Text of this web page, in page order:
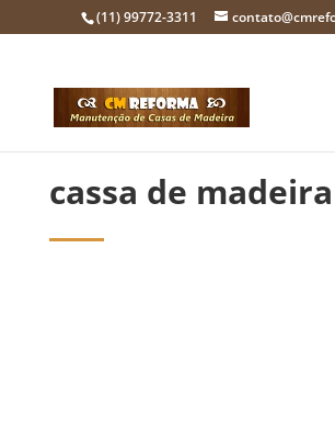
(11) 99772-3311
cassa de madeira